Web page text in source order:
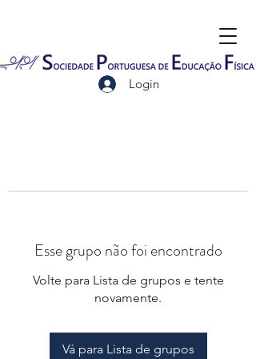
Login
Esse grupo não foi encontrado
Volte para Lista de grupos e tente
novamente.
Vá para Lista de grupos